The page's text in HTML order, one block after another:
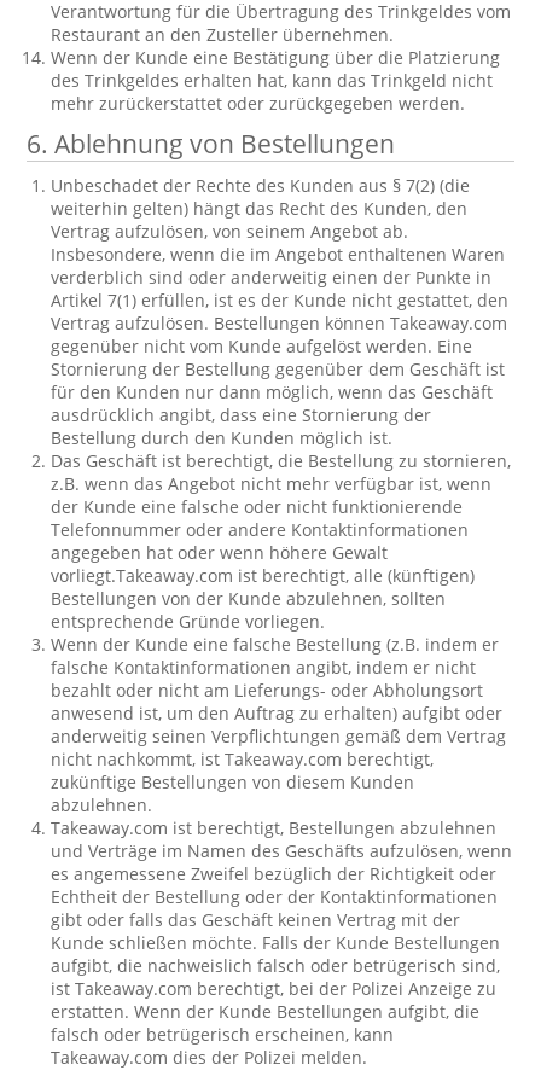
Verantwortung für die Übertragung des Trinkgeldes vom
Restaurant an den Zusteller übernehmen.
Wenn der Kunde eine Bestätigung über die Platzierung
des Trinkgeldes erhalten hat, kann das Trinkgeld nicht
mehr zurückerstattet oder zurückgegeben werden.
6. Ablehnung von Bestellungen
Unbeschadet der Rechte des Kunden aus § 7(2) (die
weiterhin gelten) hängt das Recht des Kunden, den
Vertrag aufzulösen, von seinem Angebot ab.
Insbesondere, wenn die im Angebot enthaltenen Waren
verderblich sind oder anderweitig einen der Punkte in
Artikel 7(1) erfüllen, ist es der Kunde nicht gestattet, den
Vertrag aufzulösen. Bestellungen können Takeaway.com
gegenüber nicht vom Kunde aufgelöst werden. Eine
Stornierung der Bestellung gegenüber dem Geschäft ist
für den Kunden nur dann möglich, wenn das Geschäft
ausdrücklich angibt, dass eine Stornierung der
Bestellung durch den Kunden möglich ist.
Das Geschäft ist berechtigt, die Bestellung zu stornieren,
z.B. wenn das Angebot nicht mehr verfügbar ist, wenn
der Kunde eine falsche oder nicht funktionierende
Telefonnummer oder andere Kontaktinformationen
angegeben hat oder wenn höhere Gewalt
vorliegt.Takeaway.com ist berechtigt, alle (künftigen)
Bestellungen von der Kunde abzulehnen, sollten
entsprechende Gründe vorliegen.
Wenn der Kunde eine falsche Bestellung (z.B. indem er
falsche Kontaktinformationen angibt, indem er nicht
bezahlt oder nicht am Lieferungs- oder Abholungsort
anwesend ist, um den Auftrag zu erhalten) aufgibt oder
anderweitig seinen Verpflichtungen gemäß dem Vertrag
nicht nachkommt, ist Takeaway.com berechtigt,
zukünftige Bestellungen von diesem Kunden
abzulehnen.
Takeaway.com ist berechtigt, Bestellungen abzulehnen
und Verträge im Namen des Geschäfts aufzulösen, wenn
es angemessene Zweifel bezüglich der Richtigkeit oder
Echtheit der Bestellung oder der Kontaktinformationen
gibt oder falls das Geschäft keinen Vertrag mit der
Kunde schließen möchte. Falls der Kunde Bestellungen
aufgibt, die nachweislich falsch oder betrügerisch sind,
ist Takeaway.com berechtigt, bei der Polizei Anzeige zu
erstatten. Wenn der Kunde Bestellungen aufgibt, die
falsch oder betrügerisch erscheinen, kann
Takeaway.com dies der Polizei melden.